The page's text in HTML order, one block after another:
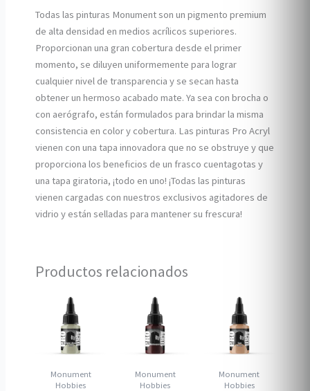
Todas las pinturas Monument son un pigmento premium
de alta densidad en medios acrílicos superiores.
Proporcionan una gran cobertura desde el primer
momento, se diluyen uniformemente para lograr
cualquier nivel de transparencia y se secan hasta
obtener un hermoso acabado mate. Ya sea con brocha o
con aerógrafo, están formulados para brindar la misma
consistencia en color y cobertura. Las pinturas Pro Acryl
vienen con una tapa innovadora que no se obstruye y que
proporciona los beneficios de un frasco cuentagotas y
una tapa giratoria, ¡todo en uno! ¡Todas las pinturas
vienen cargadas con nuestros exclusivos agitadores de
vidrio y están selladas para mantener su frescura!
Productos relacionados
Monument
Hobbies
Monument
Hobbies
Monument
Hobbies